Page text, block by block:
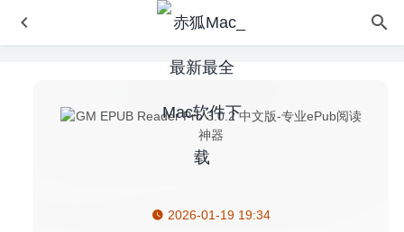
2026-01-19 19:34
TrashMe 2.1.22 – 易用的软件卸载工具 2020-08-22